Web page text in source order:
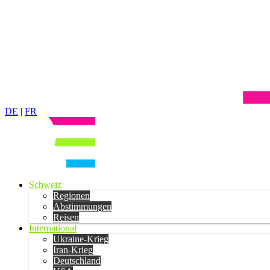
DE | FR
Schweiz
Regionen
Abstimmungen
Reisen
International
Ukraine-Krieg
Iran-Krieg
Deutschland